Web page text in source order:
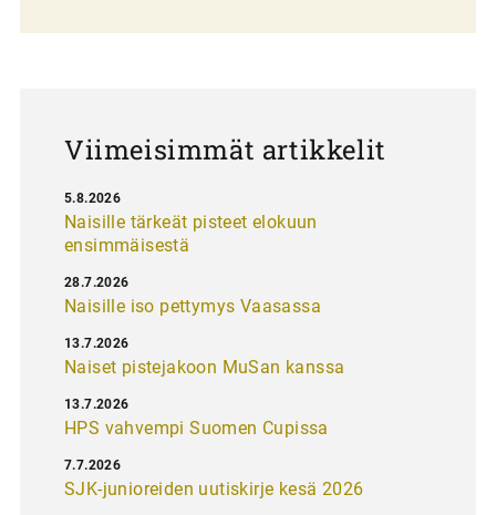
Viimeisimmät artikkelit
Naisille tärkeät pisteet elokuun
ensimmäisestä
5.8.2026
Naisille iso pettymys Vaasassa
28.7.2026
Naiset pistejakoon MuSan kanssa
13.7.2026
HPS vahvempi Suomen Cupissa
13.7.2026
SJK-junioreiden uutiskirje kesä 2026
7.7.2026